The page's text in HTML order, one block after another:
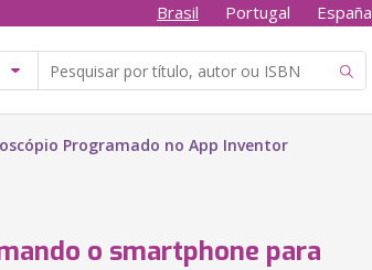
Brasil Portugal España
Programado no App Inventor
o smartphone para